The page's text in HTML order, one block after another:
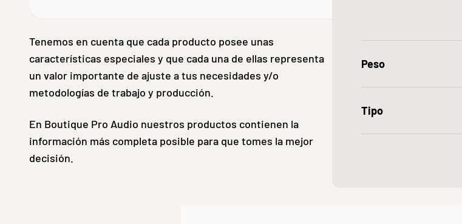
Tenemos en cuenta que cada producto posee unas
características especiales y que cada una de ellas representa
un valor importante de ajuste a tus necesidades y/o
metodologías de trabajo y producción.
En Boutique Pro Audio nuestros productos contienen la
información más completa posible para que tomes la mejor
decisión.
Peso
Tipo